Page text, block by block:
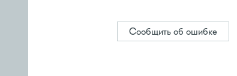
Сообщить об ошибке